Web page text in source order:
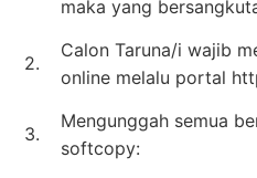
maka yang
2.
Calon Taruna/i wajib
online melalu portal
3.
Mengunggah semua
softcopy: